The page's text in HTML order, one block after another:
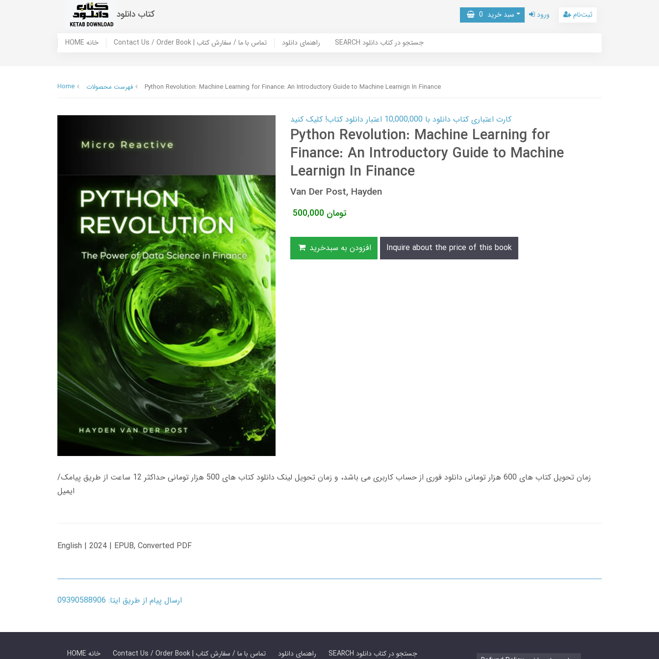
کتاب دانلود سبد خرید 0 ورود ثبت‌نام
HOME خانه Contact Us / Order Book | تماس با ما / سفارش کتاب راهنمای دانلود SEARCH جستجو در کتاب دانلود
Home فهرست محصولات Python Revolution: Machine Learning for Finance: An Introductory Guide to Machine Learnign In Finance
کارت اعتباری کتاب دانلود با 10,000,000 اعتبار دانلود کتاب! کلیک کنید
Python Revolution: Machine Learning for
Finance: An Introductory Guide to Machine
Learnign In Finance
Van Der Post, Hayden
500,000 تومان
افزودن به سبدخرید Inquire about the price of this book
زمان تحویل کتاب های 600 هزار تومانی دانلود فوری از حساب کاربری می باشد، و زمان تحویل لینک دانلود کتاب های 500 هزار تومانی حداکثر 12 ساعت از طریق پیامک/
ایمیل
English | 2024 | EPUB, Converted PDF
ارسال پیام از طریق ایتا: 09390588906
HOME خانه Contact Us / Order Book | تماس با ما / سفارش کتاب راهنمای دانلود SEARCH جستجو در کتاب دانلود